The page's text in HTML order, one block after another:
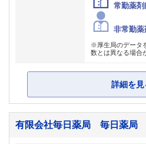
常勤薬剤
非常勤薬
※厚生局のデータ
数とは異なる場合
詳細を見
有限会社毎日薬局 毎日薬局